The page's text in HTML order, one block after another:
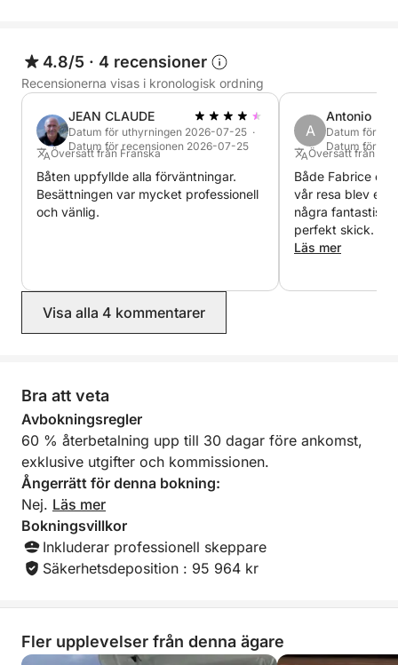
undervattensmuseum. Fenor, mask och snorkel är
allt du behöver för att beundra
undervattensskulpturerna i en exceptionell miljö.
Miljardärsbukten
På eftermiddagen seglar vi till den legendariska
Miljardärsbukten. En elegant ankringsplats, inbäddad
mellan lyxvillor och turkost vatten, perfekt för ett
En lugn seglats tillbaka till Cannes, ankomst 18:00,
med oförglömliga minnen.
Ingår i paketet:
• Privat Bali 4.2 katamaran
• Professionell skeppare
• Läsk ombord
• Bränsle ingår
• Heldag (10:00 – 18:00)
En förstklassig medelhavsupplevelse, perfekt för
vackraste platserna på den franska rivieran från
havet.
4.8/5 · 4 recensioner
Recensionerna visas i kronologisk ordning
JEAN CLAUDE
Datum för uthyrningen 2026-07-25 ·
Datum för recensionen 2026-07-25
Översatt från Franska
Båten uppfyllde alla förväntningar.
Besättningen var mycket professionell
och vänlig.
A
Antonio
Datum för
Datum för
Översatt från
Både Fabrice
vår resa blev
några
perfekt skick.
Läs mer
Visa alla 4 kommentarer
Bra att veta
Avbokningsregler
60 % återbetalning upp till 30 dagar före ankomst,
exklusive utgifter och kommissionen.
Ångerrätt för denna bokning:
Nej. Läs mer
Bokningsvillkor
Inkluderar professionell skeppare
Säkerhetsdeposition : 95 964 kr
Fler upplevelser från denna ägare